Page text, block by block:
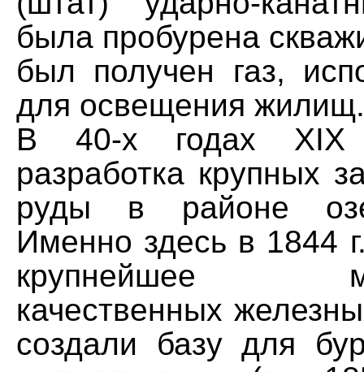
была пробурена
был получен газ,
для освещения жилищ.
В 40-х годах XIX
разработка крупных
руды в районе
Именно здесь в 1844
крупнейшее
качественных
создали базу для